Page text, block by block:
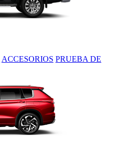
ACCESORIOS PRUEBA DE